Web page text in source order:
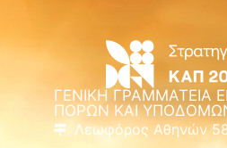
ΓΕΝΙΚΗ ΓΡΑΜΜΑΤΕΙΑ
ΠΟΡΩΝ ΚΑΙ
Λεωφόρος Αθηνών